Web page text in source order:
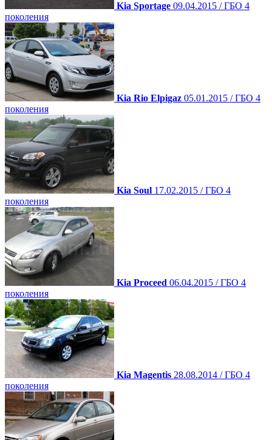
Kia Sportage 09.04.2015 / ГБО 4
поколения
Kia Rio Elpigaz 05.01.2015 / ГБО 4
поколения
Kia Soul 17.02.2015 / ГБО 4
поколения
Kia Proceed 06.04.2015 / ГБО 4
поколения
Kia Magentis 28.08.2014 / ГБО 4
поколения